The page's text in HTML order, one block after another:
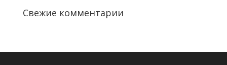
Свежие комментарии